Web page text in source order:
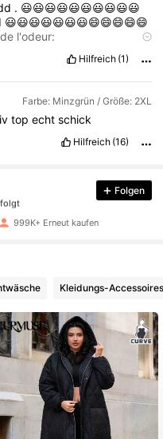
. 😃😃😃😃😃😃😃😃😃😃
😃😃😃😃😃😃😃😄😄😄😄😄
l'odeur:
Hilfreich (1)
Farbe: Minzgrün / Größe: 2XL
top echt schick
Hilfreich (16)
Folgen
999K+ Erneut kaufen
Kleidungs-Accessoires